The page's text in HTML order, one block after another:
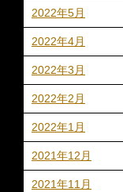
2022年5月
2022年4月
2022年3月
2022年2月
2022年1月
2021年12月
2021年11月